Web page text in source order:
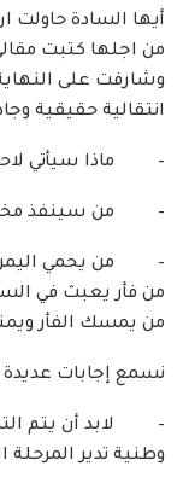
أيها السادة حاولت
من اجلها كتبت
وشارفت على
انتقالية حقيقية
– ماذا سيأتي
– من سينفذ
– من يحمي اليمن
من فأر يعبث في
من يمسك الفأر
نسمع إجابات عديدة
– لابد أن يتم
وطنية تدير المرحلة